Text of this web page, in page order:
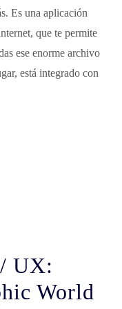
Es una aplicación
que te permite
ese enorme archivo
está integrado con
UX:
World